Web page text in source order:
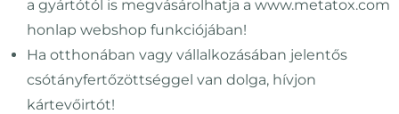
a gyártótól is megvásárolhatja a www.metatox.com
honlap webshop funkciójában!
Ha otthonában vagy vállalkozásában jelentős
csótányfertőzöttséggel van dolga, hívjon
kártevőirtót!